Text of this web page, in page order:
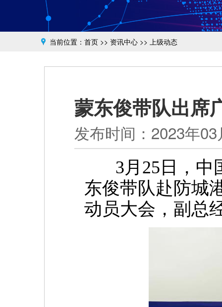
当前位置： 首页 >> 资讯中心 >> 上级动态
蒙东俊带队出席
发布时间：2023年
3月25日，中
东俊带队赴防城
动员大会，副总